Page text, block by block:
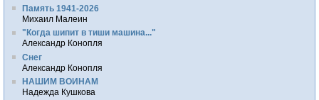
Память 1941-2026
Михаил Малеин
"Когда шипит в тиши машина..."
Александр Конопля
Снег
Александр Конопля
НАШИМ ВОИНАМ
Надежда Кушкова